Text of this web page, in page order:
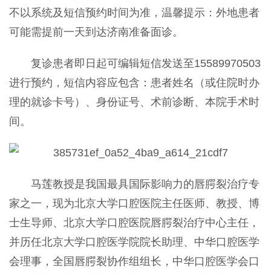
不以系统及短信预约时间为准，温馨提示：外地患者
可能需提前一天到达济南准备面诊。
复诊患者即日起可编辑短信发送至15589970503
进行预约，短信内容应包含：患者姓名（或住院时办
理的就诊卡号）、身份证号、术前诊断、本院手术时
间。
马莲教授是我国最具国际影响力的唇腭裂治疗专
家之一，现为北京大学口腔医院主任医师、教授、博
士生导师、北京大学口腔医院唇腭裂治疗中心主任，
并历任北京大学口腔医学院院长助理、中华口腔医学
会理事，全国唇腭裂协作组组长，中华口腔医学会口